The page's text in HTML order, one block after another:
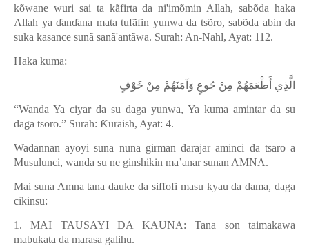
kõwane wuri sai ta kãfirta da ni'imõmin Allah, sabõda haka
Allah ya ɗanɗana mata tufãfin yunwa da tsõro, sabõda abin da
suka kasance sunã sanã'antãwa. Surah: An-Nahl, Ayat: 112.
Haka kuma:
الَّذِي أَطْعَمَهُمْ مِنْ جُوعٍ وَآمَنَهُمْ مِنْ خَوْفٍ
“Wanda Ya ciyar da su daga yunwa, Ya kuma amintar da su
daga tsoro.” Surah: Ƙuraish, Ayat: 4.
Wadannan ayoyi suna nuna girman darajar aminci da tsaro a
Musulunci, wanda su ne ginshikin ma’anar sunan AMNA.
Mai suna Amna tana dauke da siffofi masu kyau da dama, daga
cikinsu:
1. MAI TAUSAYI DA KAUNA: Tana son taimakawa
mabukata da marasa galihu.